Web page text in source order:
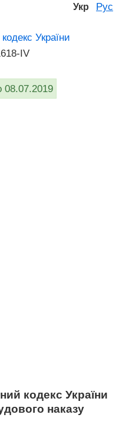
Укр Рус
України
IV
08.07.2019
кодекс України
наказу